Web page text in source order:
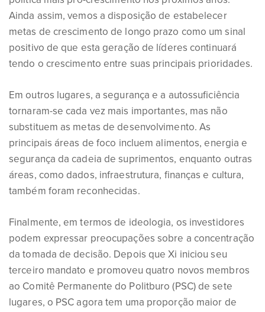
Ainda assim, vemos a disposição de estabelecer
metas de crescimento de longo prazo como um sinal
positivo de que esta geração de líderes continuará
tendo o crescimento entre suas principais prioridades.
Em outros lugares, a segurança e a autossuficiência
tornaram-se cada vez mais importantes, mas não
substituem as metas de desenvolvimento. As
principais áreas de foco incluem alimentos, energia e
segurança da cadeia de suprimentos, enquanto outras
áreas, como dados, infraestrutura, finanças e cultura,
também foram reconhecidas.
Finalmente, em termos de ideologia, os investidores
podem expressar preocupações sobre a concentração
da tomada de decisão. Depois que Xi iniciou seu
terceiro mandato e promoveu quatro novos membros
ao Comitê Permanente do Politburo (PSC) de sete
lugares, o PSC agora tem uma proporção maior de